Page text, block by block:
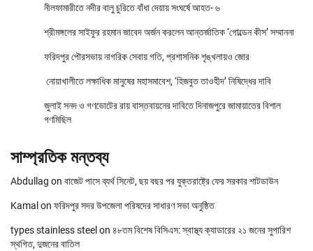
নীলফামারীতে নদীর বালু চুরিতে বাঁধা দেয়ায় সংঘর্ষে আহত- ৬
শ্রীমঙ্গলের সাইফুর রহমান জাবেদ অর্জন করলেন আন্তর্জাতিক ‘গোল্ডেন কীস’ সম্মাননা
ফরিদপুর পৌরসভায় নাগরিক সেবায় গতি, প্রশাসনিক শৃঙ্খলায়ও জোর
নোয়াখালীতে লক্ষাধিক মানুষের মহাসমাবেশ, ‘হিজবুত তাওহীদ’ নিষিদ্ধের দাবি
জুলাই সনদ ও গণভোটের রায় বাস্তবায়নের দাবিতে দিনাজপুরে জামায়াতের বিশাল
গণমিছিল
সাম্প্রতিক মন্তব্য
Abdullag on বাজেট পাসে ব্যর্থ সিনেট, ছয় বছর পর যুক্তরাষ্ট্রে ফের সরকার শাটডাউন
Kamal on ফরিদপুর সদর উপজেলা পরিষদের সাধারণ সভা অনুষ্ঠিত
types stainless steel on ৪৮তম বিশেষ বিসিএস: স্বাস্থ্য ক্যাডারের ২১ জনের সুপারিশ
স্থগিত, দুজনের বাতিল